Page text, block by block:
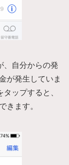
、自分からの発
が発生していま
ップすると、
きます。